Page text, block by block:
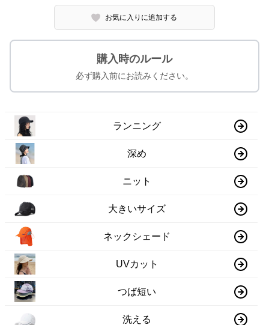
お気に入りに追加する
購入時のルール
必ず購入前にお読みください。
ランニング
深め
ニット
大きいサイズ
ネックシェード
UVカット
つば短い
洗える